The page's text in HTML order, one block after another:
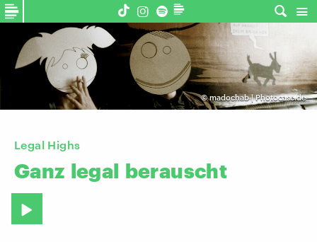
©madochab | Photocase.de
Legal Highs
Ganz legal berauscht